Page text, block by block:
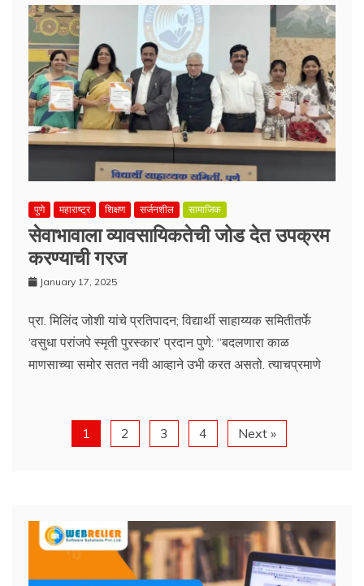
पुणे महाराष्ट्र शिक्षण सर्जनशील सामाजिक
सेवाभावाला व्यावसायिकतेची जोड देत उपक्रम
करण्याची गरज
January 17, 2025
प्रा. मिलिंद जोशी यांचे प्रतिपादन; विद्यार्थी साहाय्यक समितीतर्फे
‘वसुधा परांजपे स्मृती पुरस्कार’ प्रदान पुणे: “बदलणारा काळ
माणसाच्या समोर सतत नवी आव्हाने उभी करत असतो. त्याचप्रमाणे
1 2 3 4 Next »